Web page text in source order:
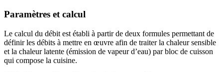
Paramètres et calcul
Le calcul du débit est établi à partir de deux formules permettant de
définir les débits à mettre en œuvre afin de traiter la chaleur sensible
et la chaleur latente (émission de vapeur d’eau) par bloc de cuisson
qui compose la cuisine.